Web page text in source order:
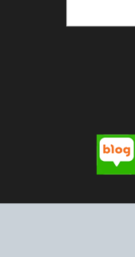
② 시스템 점검, 교체
스가 불가능할 경우
부 또는 일부를 일시
③ 기타 회사는 서비
④ 회사는 제 2항 및
여 배상하지 않습니다.
제3장 권리 및 의무